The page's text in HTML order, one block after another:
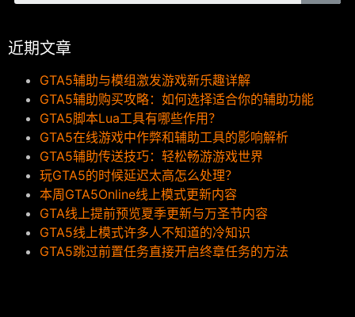
近期文章
GTA5辅助与模组激发游戏新乐趣详解
GTA5辅助购买攻略：如何选择适合你的辅助功能
GTA5脚本Lua工具有哪些作用？
GTA5在线游戏中作弊和辅助工具的影响解析
GTA5辅助传送技巧：轻松畅游游戏世界
玩GTA5的时候延迟太高怎么处理？
本周GTA5Online线上模式更新内容
GTA线上提前预览夏季更新与万圣节内容
GTA5线上模式许多人不知道的冷知识
GTA5跳过前置任务直接开启终章任务的方法